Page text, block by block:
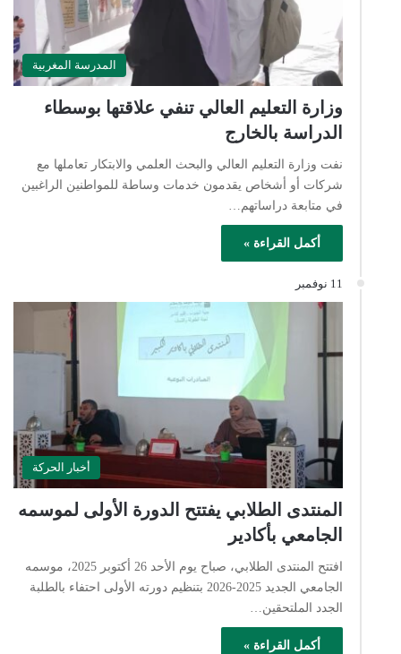
المدرسة المغربية
وزارة التعليم العالي تنفي علاقتها بوسطاء
الدراسة بالخارج
نفت وزارة التعليم العالي والبحث العلمي والابتكار تعاملها مع
شركات أو أشخاص يقدمون خدمات وساطة للمواطنين الراغبين
في متابعة دراساتهم…
أكمل القراءة »
11 نوفمبر
أخبار الحركة
المنتدى الطلابي يفتتح الدورة الأولى لموسمه
الجامعي بأكادير
افتتح المنتدى الطلابي، صباح يوم الأحد 26 أكتوبر 2025، موسمه
الجامعي الجديد 2025-2026 بتنظيم دورته الأولى احتفاء بالطلبة
الجدد الملتحقين…
أكمل القراءة »